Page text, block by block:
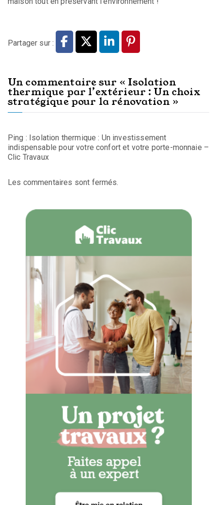
Partager sur :
Un commentaire sur « Isolation
thermique par l’extérieur : Un choix
stratégique pour la rénovation »
Ping : Isolation thermique : Un investissement
indispensable pour votre confort et votre porte-monnaie –
Clic Travaux
Les commentaires sont fermés.